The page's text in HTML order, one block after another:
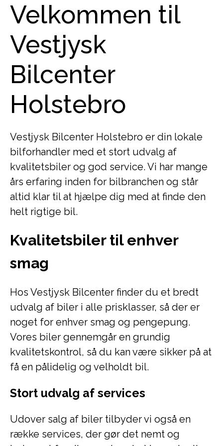
Velkommen til
Vestjysk
Bilcenter
Holstebro
Vestjysk Bilcenter Holstebro er din lokale
bilforhandler med et stort udvalg af
kvalitetsbiler og god service. Vi har mange
års erfaring inden for bilbranchen og står
altid klar til at hjælpe dig med at finde den
helt rigtige bil.
Kvalitetsbiler til enhver
smag
Hos Vestjysk Bilcenter finder du et bredt
udvalg af biler i alle prisklasser, så der er
noget for enhver smag og pengepung.
Vores biler gennemgår en grundig
kvalitetskontrol, så du kan være sikker på at
få en pålidelig og velholdt bil.
Stort udvalg af services
Udover salg af biler tilbyder vi også en
række services, der gør det nemt og